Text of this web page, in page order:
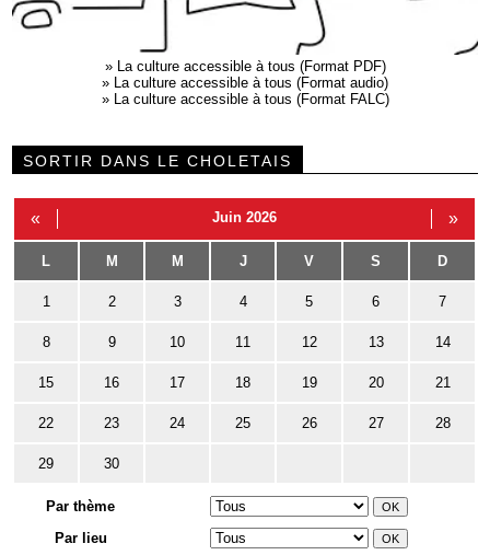
»
La culture accessible à tous (Format PDF)
»
La culture accessible à tous (Format audio)
»
La culture accessible à tous (Format FALC)
SORTIR DANS LE CHOLETAIS
« Juin 2026 »
L M M J V S D
1 2 3 4 5 6 7
8 9 10 11 12 13 14
15 16 17 18 19 20 21
22 23 24 25 26 27 28
29 30
Par thème
Par lieu